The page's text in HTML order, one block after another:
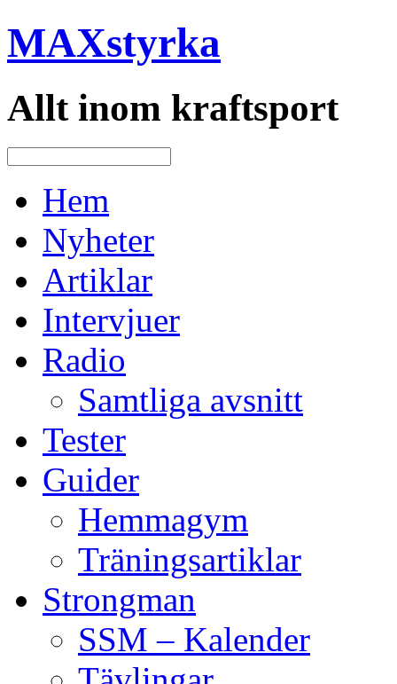
MAXstyrka
Allt inom kraftsport
Hem
Nyheter
Artiklar
Intervjuer
Radio
Samtliga avsnitt
Tester
Guider
Hemmagym
Träningsartiklar
Strongman
SSM – Kalender